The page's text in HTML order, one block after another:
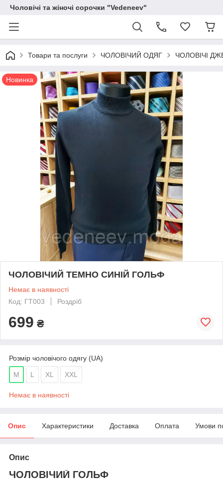
Чоловічі та жіночі сорочки "Vedeneev"
Товари та послуги ЧОЛОВІЧИЙ ОДЯГ ЧОЛОВІЧІ
Новинка
ЧОЛОВІЧИЙ ТЕМНО СИНІЙ ГОЛЬФ
Немає в наявності
Код: ГТ003
Роздріб
699 ₴
Розмір чоловічого одягу (UA)
M L XL XXL
Немає в наявності
Опис Характеристики Доставка Оплата Умови
Опис
ЧОЛОВІЧИЙ ГОЛЬФ